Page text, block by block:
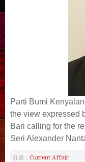
Parti Bumi
the view expressed
Bari calling for the
Seri Alexander
分类： Current Affair